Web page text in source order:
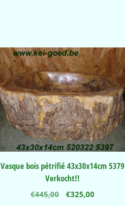
Vasque bois pétrifié 43x30x14cm 5379
Verkocht!!
€445,00
Oorspronkelijke
€325,00